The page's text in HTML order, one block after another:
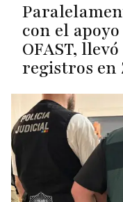
con el
OFAST,
registros en